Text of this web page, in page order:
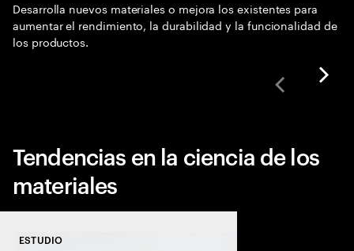
Desarrolla nuevos materiales o mejora los existentes para
aumentar el rendimiento, la durabilidad y la funcionalidad de
los productos.
Tendencias en la ciencia de los
materiales
ESTUDIO